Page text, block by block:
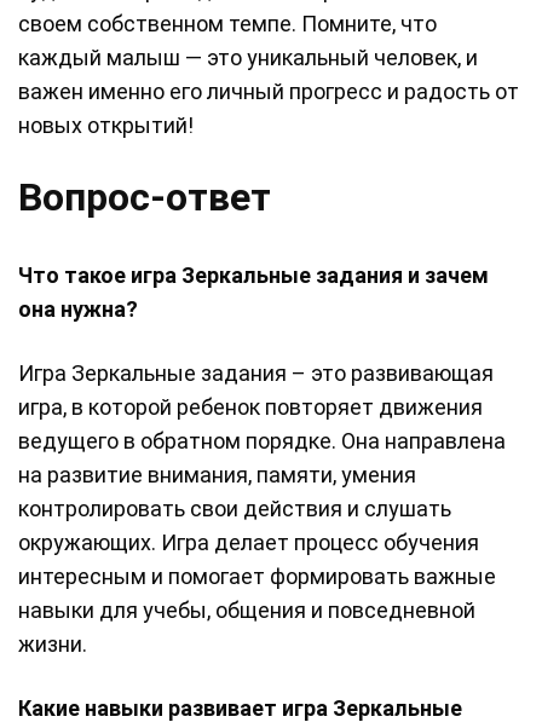
своем собственном темпе. Помните, что
каждый малыш — это уникальный человек, и
важен именно его личный прогресс и радость от
новых открытий!
Вопрос-ответ
Что такое игра Зеркальные задания и зачем
она нужна?
Игра Зеркальные задания – это развивающая
игра, в которой ребенок повторяет движения
ведущего в обратном порядке. Она направлена
на развитие внимания, памяти, умения
контролировать свои действия и слушать
окружающих. Игра делает процесс обучения
интересным и помогает формировать важные
навыки для учебы, общения и повседневной
жизни.
Какие навыки развивает игра Зеркальные